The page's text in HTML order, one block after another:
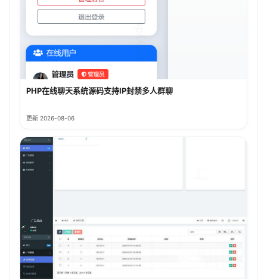
PHP在线聊天系统源码支持IP封禁多人群聊
更新 2026-08-06